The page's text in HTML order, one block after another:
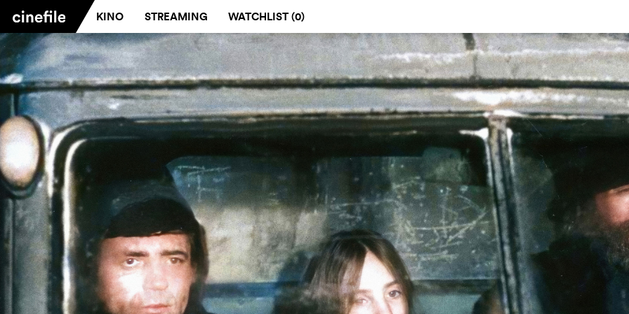
KINO STREAMING WATCHLIST (0)